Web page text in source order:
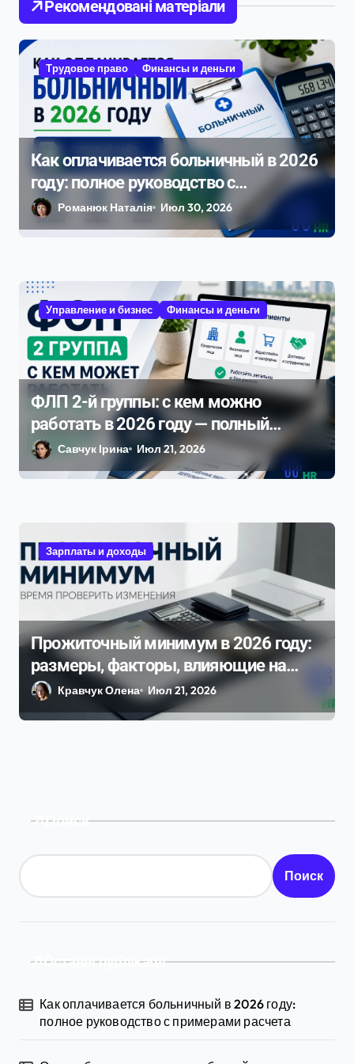
з
а
м
Рекомендовані матеріали
Трудовое право Финансы и деньги
Как оплачивается больничный в 2026
году: полное руководство с
примерами расчета
Романюк Наталія Июл 30, 2026
Управление и бизнес Финансы и деньги
ФЛП 2-й группы: с кем можно
работать в 2026 году — полный
разбор ограничений и рисков
Савчук Ірина Июл 21, 2026
Зарплаты и доходы
Прожиточный минимум в 2026 году:
размеры, факторы, влияющие на
него, и динамика изменения
Кравчук Олена Июл 21, 2026
Поиск
Поиск
Останні публікації
Как оплачивается больничный в 2026 году:
полное руководство с примерами расчета